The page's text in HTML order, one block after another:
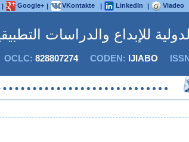
| Google+ | VKontakte | LinkedIn | Viadeo
للإبداع والدراسات
828807274CODEN: IJIABO